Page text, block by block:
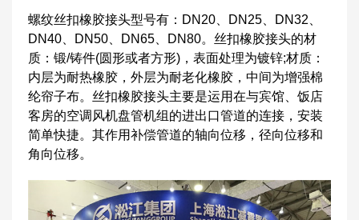
螺纹丝扣橡胶接头型号有：DN20、DN25、DN32、
DN40、DN50、DN65、DN80。丝扣橡胶接头的材
质：锻/铸件(圆形或者方形)，表面处理为镀锌;材质：
内层为耐热橡胶，外层为耐老化橡胶，中间为增强棉
纶帘子布。丝扣橡胶接头主要是运用在与宾馆、饭店
客房的空调风机盘管机组的进出口管道的连接，安装
简单快捷。其作用补偿管道的轴向位移，径向位移和
角向位移。